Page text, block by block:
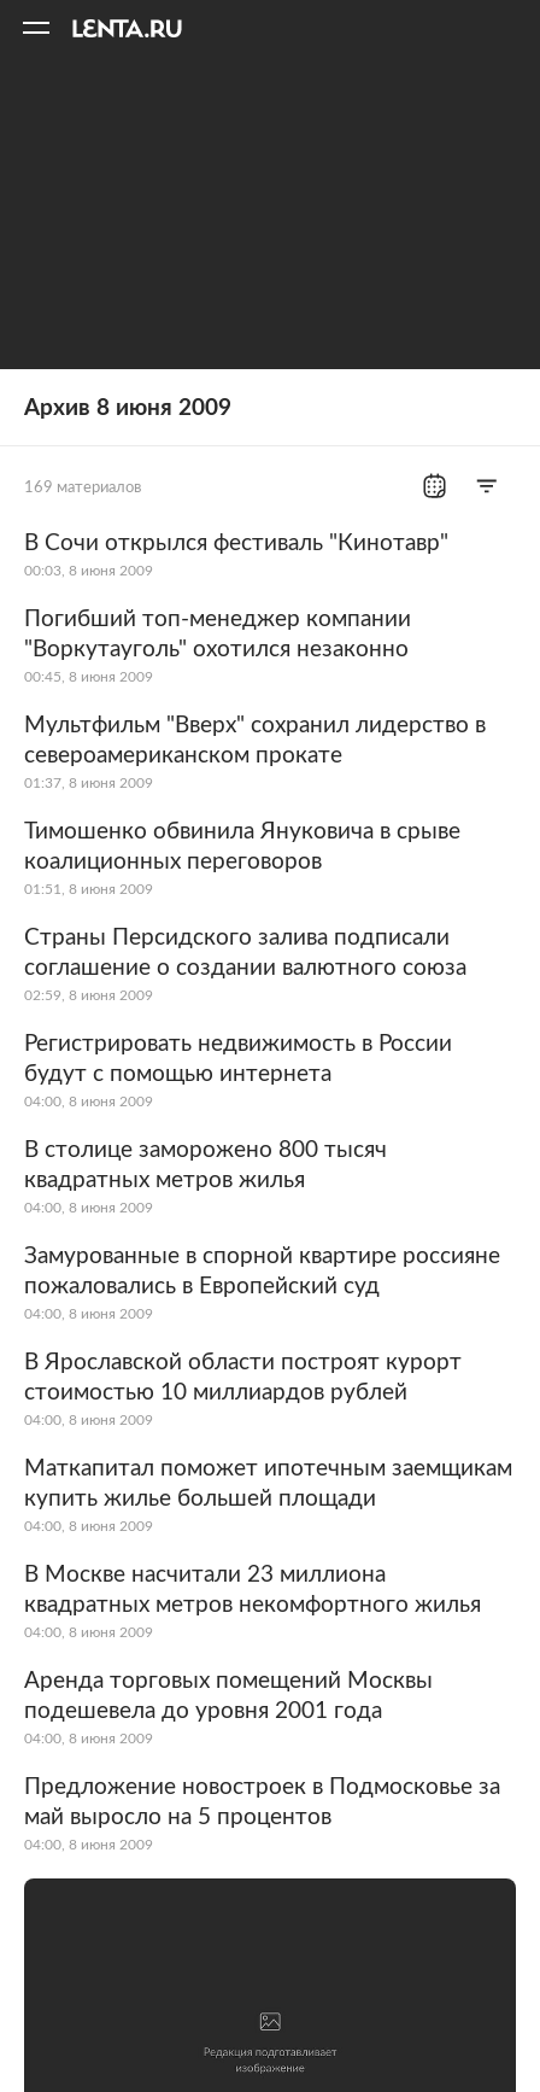
Архив 8 июня 2009
169 материалов
Все рубрики Россия
Экономика Силовые структуры
Культура Интернет и СМИ
Из жизни Среда обитания
В Сочи открылся фестиваль "Кинотавр"
00:03, 8 июня 2009
Погибший топ-менеджер компании
"Воркутауголь" охотился незаконно
00:45, 8 июня 2009
Мультфильм "Вверх" сохранил лидерство в
североамериканском прокате
01:37, 8 июня 2009
Тимошенко обвинила Януковича в срыве
коалиционных переговоров
01:51, 8 июня 2009
Страны Персидского залива подписали
соглашение о создании валютного союза
02:59, 8 июня 2009
Регистрировать недвижимость в России
будут с помощью интернета
04:00, 8 июня 2009
В столице заморожено 800 тысяч
квадратных метров жилья
04:00, 8 июня 2009
Замурованные в спорной квартире россияне
пожаловались в Европейский суд
04:00, 8 июня 2009
В Ярославской области построят курорт
стоимостью 10 миллиардов рублей
04:00, 8 июня 2009
Маткапитал поможет ипотечным заемщикам
купить жилье большей площади
04:00, 8 июня 2009
В Москве насчитали 23 миллиона
квадратных метров некомфортного жилья
04:00, 8 июня 2009
Аренда торговых помещений Москвы
подешевела до уровня 2001 года
04:00, 8 июня 2009
Предложение новостроек в Подмосковье за
май выросло на 5 процентов
04:00, 8 июня 2009